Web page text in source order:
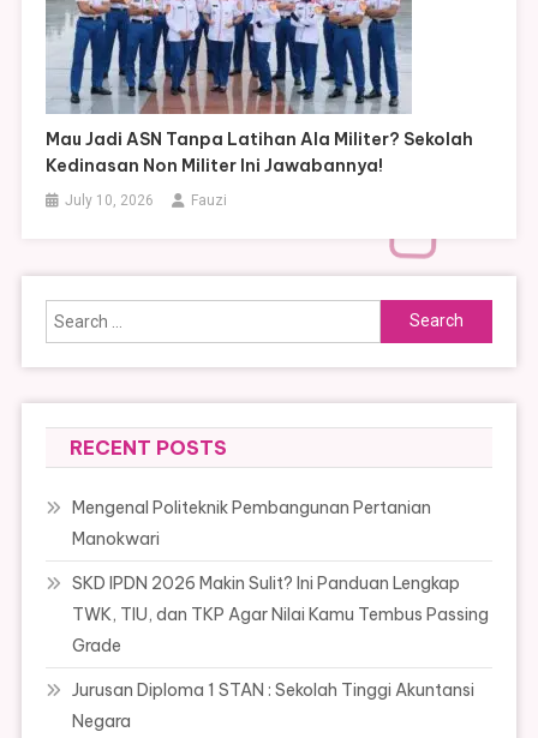
Mau Jadi ASN Tanpa Latihan Ala Militer? Sekolah
Kedinasan Non Militer Ini Jawabannya!
July 10, 2026 Fauzi
Search
for:
RECENT POSTS
Mengenal Politeknik Pembangunan Pertanian
Manokwari
SKD IPDN 2026 Makin Sulit? Ini Panduan Lengkap
TWK, TIU, dan TKP Agar Nilai Kamu Tembus Passing
Grade
Jurusan Diploma 1 STAN : Sekolah Tinggi Akuntansi
Negara